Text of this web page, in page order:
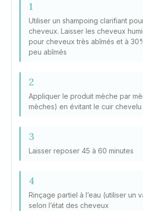
1
Utiliser un shampoing clarifiant
cheveux. Laisser les cheveux
pour cheveux très abîmés et à
peu abîmés
2
Appliquer le produit mèche par
mèches) en évitant le cuir chevelu
3
Laisser reposer 45 à 60 minutes
4
Rinçage partiel à l’eau (utiliser un
selon l’état des cheveux